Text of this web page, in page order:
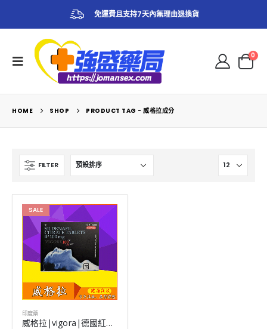
免運費且支持7天內無理由退換貨
0
HOME SHOP PRODUCT TAG - 威格拉成分
FILTER
SALE
印度藥
威格拉|vigora|德國紅魔|印度威而鋼|西地那非成分|4粒裝